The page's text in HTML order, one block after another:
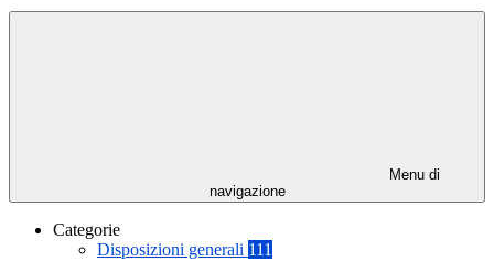
Menu di
navigazione
Categorie
Disposizioni generali 111